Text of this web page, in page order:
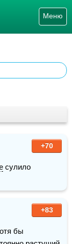
Меню
+70
сулило
+83
бы